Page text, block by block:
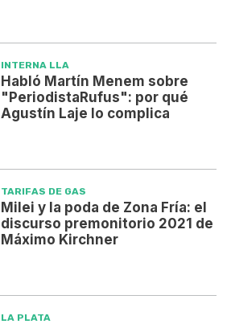
INTERNA LLA
Habló Martín Menem sobre
"PeriodistaRufus": por qué
Agustín Laje lo complica
TARIFAS DE GAS
Milei y la poda de Zona Fría: el
discurso premonitorio 2021 de
Máximo Kirchner
LA PLATA